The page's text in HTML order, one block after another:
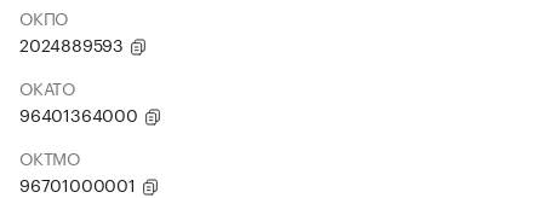
ОКПО
2024889593
ОКАТО
96401364000
ОКТМО
96701000001